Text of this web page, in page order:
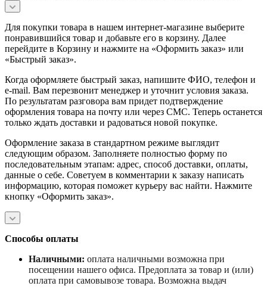
Для покупки товара в нашем интернет-магазине выберите
понравившийся товар и добавьте его в корзину. Далее
перейдите в Корзину и нажмите на «Оформить заказ» или
«Быстрый заказ».
Когда оформляете быстрый заказ, напишите ФИО, телефон и
e-mail. Вам перезвонит менеджер и уточнит условия заказа.
По результатам разговора вам придет подтверждение
оформления товара на почту или через СМС. Теперь останется
только ждать доставки и радоваться новой покупке.
Оформление заказа в стандартном режиме выглядит
следующим образом. Заполняете полностью форму по
последовательным этапам: адрес, способ доставки, оплаты,
данные о себе. Советуем в комментарии к заказу написать
информацию, которая поможет курьеру вас найти. Нажмите
кнопку «Оформить заказ».
Способы оплаты
Наличными: оплата наличными возможна при
посещении нашего офиса. Предоплата за товар и (или)
оплата при самовывозе товара. Возможна выдач